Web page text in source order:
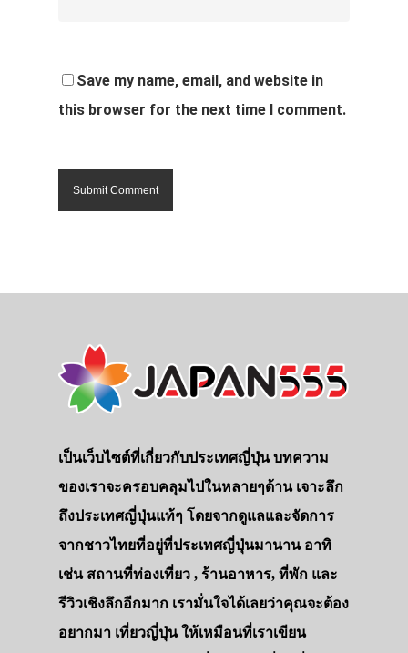
Save my name, email, and website in
this browser for the next time I comment.
เป็นเว็บไซต์ที่เกี่ยวกับประเทศญี่ปุ่น บทความ
ของเราจะครอบคลุมไปในหลายๆด้าน เจาะลึก
ถึงประเทศญี่ปุ่นแท้ๆ โดยจากดูแลและจัดการ
จากชาวไทยที่อยู่ที่ประเทศญี่ปุ่นมานาน อาทิ
เช่น สถานที่ท่องเที่ยว , ร้านอาหาร, ที่พัก และ
รีวิวเชิงลึกอีกมาก เรามั่นใจได้เลยว่าคุณจะต้อง
อยากมา เที่ยวญี่ปุ่น ให้เหมือนที่เราเขียน